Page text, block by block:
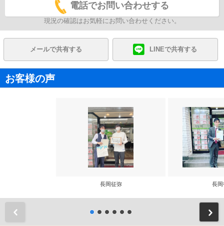
電話でお問い合わせする
現況の確認はお気軽にお問い合わせください。
メールで共有する LINEで共有する
お客様の声
長岡征弥 長岡